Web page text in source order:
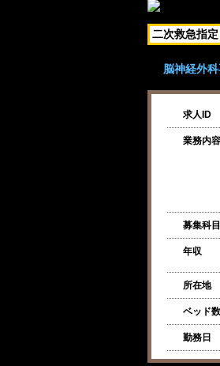
二次救急指定
脳神経外
求人ID
業務内容
募集科目
年収
所在地
ベッド数
勤務日